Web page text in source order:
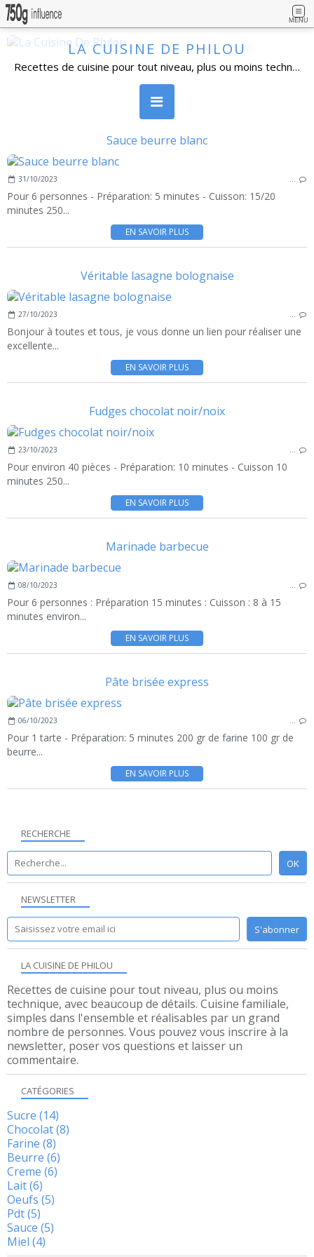
MENU
LA CUISINE DE PHILOU
Recettes de cuisine pour tout niveau, plus ou moins technique, avec beaucoup de détails. Cuisine familiale, simples dans l'ensemble et réalisables par un grand nombre de personnes. Vous pouvez vous inscrire à la newsletter, poser vos questions et laisser un commentaire.
Sauce beurre blanc
31/10/2023 …
Pour 6 personnes - Préparation: 5 minutes - Cuisson: 15/20
minutes 250...
EN SAVOIR PLUS
Véritable lasagne bolognaise
27/10/2023 …
Bonjour à toutes et tous, je vous donne un lien pour réaliser une
excellente...
EN SAVOIR PLUS
Fudges chocolat noir/noix
23/10/2023 …
Pour environ 40 pièces - Préparation: 10 minutes - Cuisson 10
minutes 250...
EN SAVOIR PLUS
Marinade barbecue
08/10/2023 …
Pour 6 personnes : Préparation 15 minutes : Cuisson : 8 à 15
minutes environ...
EN SAVOIR PLUS
Pâte brisée express
06/10/2023 …
Pour 1 tarte - Préparation: 5 minutes 200 gr de farine 100 gr de
beurre...
EN SAVOIR PLUS
NEWSLETTER
RECHERCHE
LA CUISINE DE PHILOU
Recettes de cuisine pour tout niveau, plus ou moins
technique, avec beaucoup de détails. Cuisine familiale,
simples dans l'ensemble et réalisables par un grand
nombre de personnes. Vous pouvez vous inscrire à la
newsletter, poser vos questions et laisser un
commentaire.
CATÉGORIES
Sucre (14)
Chocolat(8)
Farine (8)
Beurre (6)
Creme (6)
Lait(6)
Oeufs (5)
Pdt(5)
Sauce (5)
Miel (4)